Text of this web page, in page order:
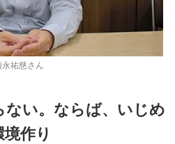
永祐慈さん
ない。ならば、いじめ
作り